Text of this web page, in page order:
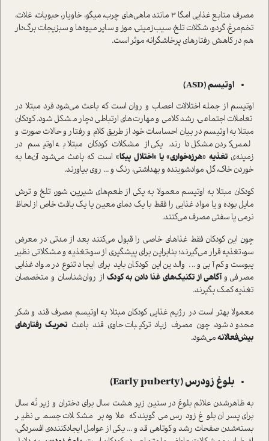
مصرف منابع غذایی امگا ۳ مانند ماهی‌های چرب، میگو، خاویار، حبوبات، غلات،
تخم‌مرغ، گردو، شکلات تلخ، سیب‌زمینی، موز و سایر میوه‌ها و سبزیجات برگ‌دار
هم در کاهش رفتارهای پرخاشگرانه موثر است.
اوتیسم (ASD)
اوتیسم از جمله اختلالات اعصاب و روان است که باعث می‌شود فرد مبتلا در
تعاملات اجتماعی، رشد کلامی و مهارت‌های ارتباطی دچار مشکل شود. کودکان
مبتلا به اوتیسم در بیان احساسات خود از طریق کلام و رفتار و حالات صورت و
لمس‌کردن مشکل دارند. یکی از مشکلات کودکان مبتلا به اوتیسم در
زمینه‌ی تغذیه «هرزه‌خواری» یا «اختلال پیکا» است که باعث می‌شود آن‌ها به
خوردن خاک، گل، موادشوینده و بهداشتی، رنگ و ... روی بیاورند.
کودکان مبتلا به اوتیسم معمولا به یکی از طعم‌های شیرین، شور، تلخ و ترش
مایل بوده و یا مواد غذایی را فقط با یک دمای معین یا یک بافت خاص از لحاظ
نرمی یا سفتی مصرف می‌کنند.
چون این کودکان فقط غذاهای خاصی را قبول می‌کنند بعد از مدتی در معرض
سوءتغذیه قرار می‌گیرند؛ بنابراین برای پیشگیری از سوءتغذیه و مشکلاتی نظیر
یبوست و کم‌آبی و ... والدین این کودکان باید برای ایجاد تنوع در موادغذایی
مصرفی وآگاهی از تکنیک‌های غذا دادن به کودک از روان‌شناسان و متخصصان
تغذیه کمک بگیرند.
معمولا بهتر است در رژیم غذایی کودکان مبتلا به اوتیسم مصرف قند و شکر
محدود شود، چون مصرف زیاد ترکیبات حاوی قند باعث تحریک رفتارهای
بیش‌فعالانهمی‌شود.
بلوغ زودرس (Early puberty)
به ظاهر‌شدن علائم بلوغ در سنین زیر هشت سال برای دختران و زیر نُه سال
برای پسران بلوغ زودرس می‌گویند که علاوه بر مشکلات جسمی نظیر
بسته‌شدن صفحات رشد و کوتاهی قد و ... یکی از عوامل ایجاد‌کننده‌ی افسردگی،